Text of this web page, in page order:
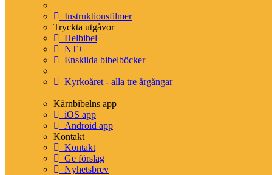
Instruktionsfilmer
Tryckta utgåvor
Helbibel
NT+
Enskilda bibelböcker
Kyrkoåret - alla tre årgångar
Kärnbibelns app
iOS app
Android app
Kontakt
Kontakt
Ge förslag
Nyhetsbrev